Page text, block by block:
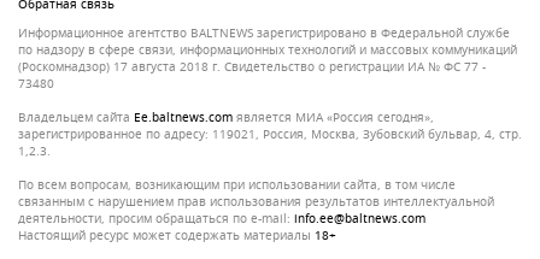
Обратная связь
Информационное агентство BALTNEWS зарегистрировано в Федеральной службе
по надзору в сфере связи, информационных технологий и массовых коммуникаций
(Роскомнадзор) 17 августа 2018 г. Свидетельство о регистрации ИА № ФС 77 -
73480
Владельцем сайта
ee.baltnews.com является МИА «Россия сегодня»,
зарегистрированное по адресу: 119021, Россия, Москва, Зубовский бульвар, 4, стр.
1,2.3.
По всем вопросам, возникающим при использовании сайта, в том числе
связанным с нарушением прав использования результатов интеллектуальной
деятельности, просим обращаться по e-mail: info.ee@baltnews.com
Настоящий ресурс может содержать материалы 18+